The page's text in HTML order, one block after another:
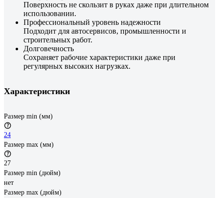
Поверхность не скользит в руках даже при длительном
использовании.
Профессиональный уровень надежности
Подходит для автосервисов, промышленности и
строительных работ.
Долговечность
Сохраняет рабочие характеристики даже при
регулярных высоких нагрузках.
Характеристики
Размер min (мм)
24
Размер max (мм)
27
Размер min (дюйм)
нет
Размер max (дюйм)